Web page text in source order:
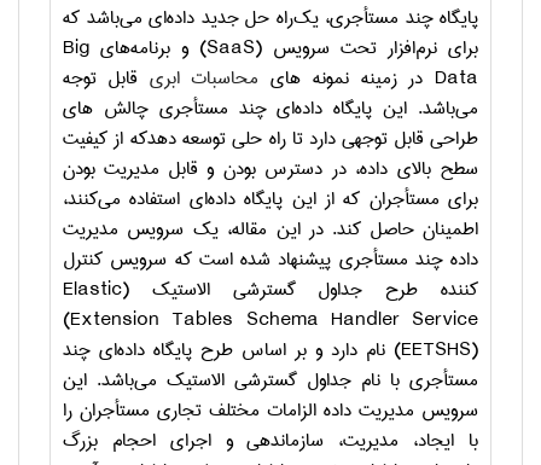
پایگاه چند مستأجری، یک‌راه حل جدید داده‌ای می‌باشد که
برای نرم‌افزار تحت سرویس (SaaS) و برنامه‌های Big
Data در زمینه نمونه های محاسبات ابری قابل توجه
می‌باشد. این پایگاه داده‌ای چند مستأجری چالش های
طراحی قابل توجهی دارد تا راه حلی توسعه دهدکه از کیفیت
سطح بالای داده، در دسترس بودن و قابل مدیریت بودن
برای مستأجران که از این پایگاه داده‌ای استفاده می‌کنند،
اطمینان حاصل کند. در این مقاله، یک سرویس مدیریت
داده چند مستأجری پیشنهاد شده است که سرویس کنترل
کننده طرح جداول گسترشی الاستیک (Elastic
Extension Tables Schema Handler Service
)
(
EETSHS) نام دارد و بر اساس طرح پایگاه داده‌ای چند
مستأجری با نام جداول گسترشی الاستیک می‌باشد. این
سرویس مدیریت داده الزامات مختلف تجاری مستأجران را
با ایجاد، مدیریت، سازماندهی و اجرای احجام بزرگ